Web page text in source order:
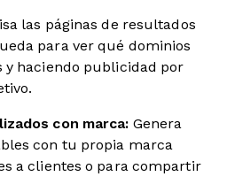
las páginas de resultados
para ver qué dominios
y haciendo publicidad por
con marca: Genera
con tu propia marca
a clientes o para compartir